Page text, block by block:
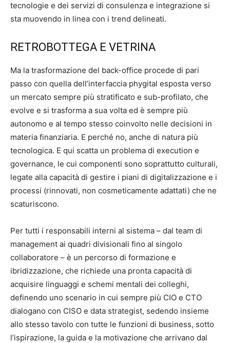
tecnologie e dei servizi di consulenza e integrazione si
sta muovendo in linea con i trend delineati.
RETROBOTTEGA E VETRINA
Ma la trasformazione del back-office procede di pari
passo con quella dell’interfaccia phygital esposta verso
un mercato sempre più stratificato e sub-profilato, che
evolve e si trasforma a sua volta ed è sempre più
autonomo e al tempo stesso coinvolto nelle decisioni in
materia finanziaria. E perché no, anche di natura più
tecnologica. E qui scatta un problema di execution e
governance, le cui componenti sono soprattutto culturali,
legate alla capacità di gestire i piani di digitalizzazione e i
processi (rinnovati, non cosmeticamente adattati) che ne
scaturiscono.
Per tutti i responsabili interni al sistema – dal team di
management ai quadri divisionali fino al singolo
collaboratore – è un percorso di formazione e
ibridizzazione, che richiede una pronta capacità di
acquisire linguaggi e schemi mentali dei colleghi,
definendo uno scenario in cui sempre più CIO e CTO
dialogano con CISO e data strategist, sedendo insieme
allo stesso tavolo con tutte le funzioni di business, sotto
l’ispirazione, la guida e la motivazione che arrivano dal